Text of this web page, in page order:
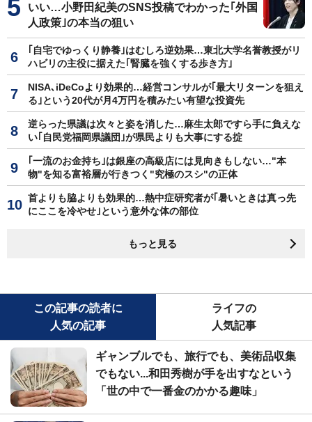
いい…小野田紀美のSNS投稿でわかった｢外国
人政策｣の本当の狙い
｢自宅でゆっくり静養｣はむしろ逆効果…東北大学名誉教授がリ
ハビリの主役に据えた｢腎臓を強くする歩き方｣
NISA､iDeCoより効果的…経営コンサルが｢最大リターンを狙え
る｣という20代が月4万円を積みたい有望な投資先
逆らった県議は次々と姿を消した…麻生太郎ですら手に負えな
い｢自民党福岡県議団｣が県民よりも大事にする掟
｢一流のお金持ち｣は銀座の高級店には見向きもしない…"本
物"を知る富裕層が行きつく"究極のスシ"の正体
首よりも脇よりも効果的…熱中症研究者が｢暑いときは真っ先
にここを冷やせ｣という意外な体の部位
もっと見る
この記事の読者に
人気の記事
ライフの
人気記事
ギャンブルでも、旅行でも、美術品収集
でもない...和田秀樹が手を出すなという
「世の中で一番金のかかる趣味」